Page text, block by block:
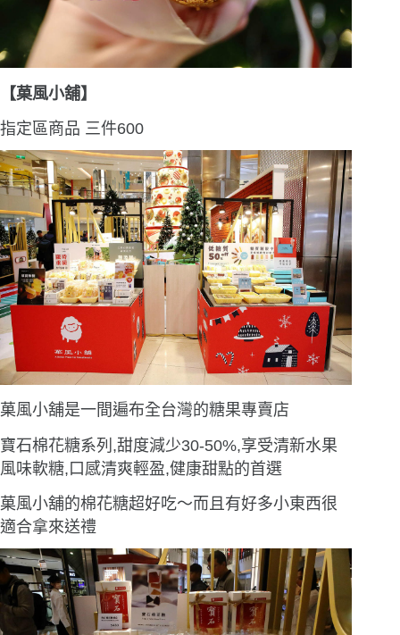
【菓風小舖】
指定區商品 三件600
菓風小舖是一間遍布全台灣的糖果專賣店
寶石棉花糖系列,甜度減少30-50%,享受清新水果
風味軟糖,口感清爽輕盈,健康甜點的首選
菓風小舖的棉花糖超好吃〜而且有好多小東西很
適合拿來送禮